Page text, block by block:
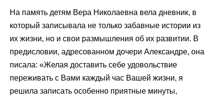
На память детям Вера Николаевна вела дневник, в
который записывала не только забавные истории из
их жизни, но и свои размышления об их развитии. В
предисловии, адресованном дочери Александре, она
писала: «Желая доставить себе удовольствие
переживать с Вами каждый час Вашей жизни, я
решила записать особенно приятные минуты,